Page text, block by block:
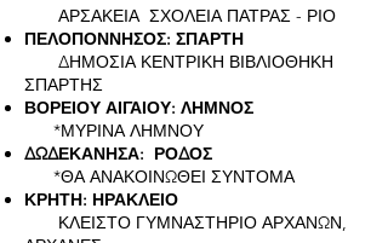
ΑΡΣΑΚΕΙΑ ΣΧΟΛΕΙΑ ΠΑΤΡΑΣ - ΡΙΟ
ΠΕΛΟΠΟΝΝΗΣΟΣ: ΣΠΑΡΤΗ
ΔΗΜΟΣΙΑ ΚΕΝΤΡΙΚΗ ΒΙΒΛΙΟΘΗΚΗ
ΣΠΑΡΤΗΣ
ΒΟΡΕΙΟΥ ΑΙΓΑΙΟΥ: ΛΗΜΝΟΣ
*ΜΥΡΙΝΑ ΛΗΜΝΟΥ​
ΔΩΔΕΚΑΝΗΣΑ: ΡΟΔΟΣ
*ΘΑ ΑΝΑΚΟΙΝΩΘΕΙ ΣΥΝΤΟΜΑ​
ΚΡΗΤΗ: ΗΡΑΚΛΕΙΟ
ΚΛΕΙΣΤΟ ΓΥΜΝΑΣΤΗΡΙΟ ΑΡΧΑΝΩΝ,